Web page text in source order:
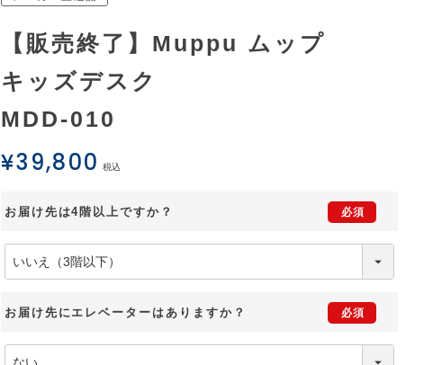
【販売終了】Muppu ムップ
キッズデスク
MDD-010
¥39,800 税込
お届け先は4階以上ですか？
お届け先にエレベーターはありますか？